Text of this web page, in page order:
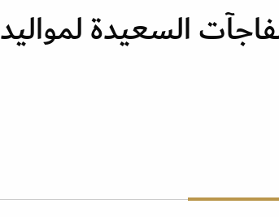
المفاجآت السعيدة لمواليد